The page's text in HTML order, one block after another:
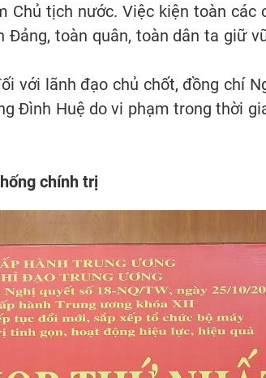
tịch nước. Việc kiện toàn các
toàn quân, toàn dân ta giữ
với lãnh đạo chủ chốt, đồng chí
Đình Huệ do vi phạm trong thời
chính trị